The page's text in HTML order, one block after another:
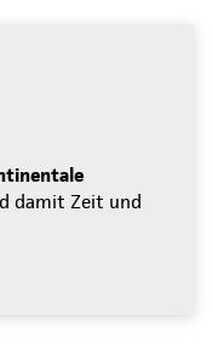
damit Zeit und